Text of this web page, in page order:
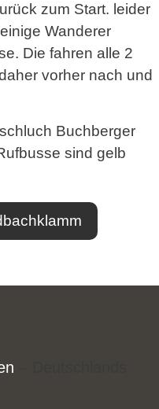
zum Start. leider
Wanderer
Die fahren alle 2
vorher nach und
Buchberger
sind gelb